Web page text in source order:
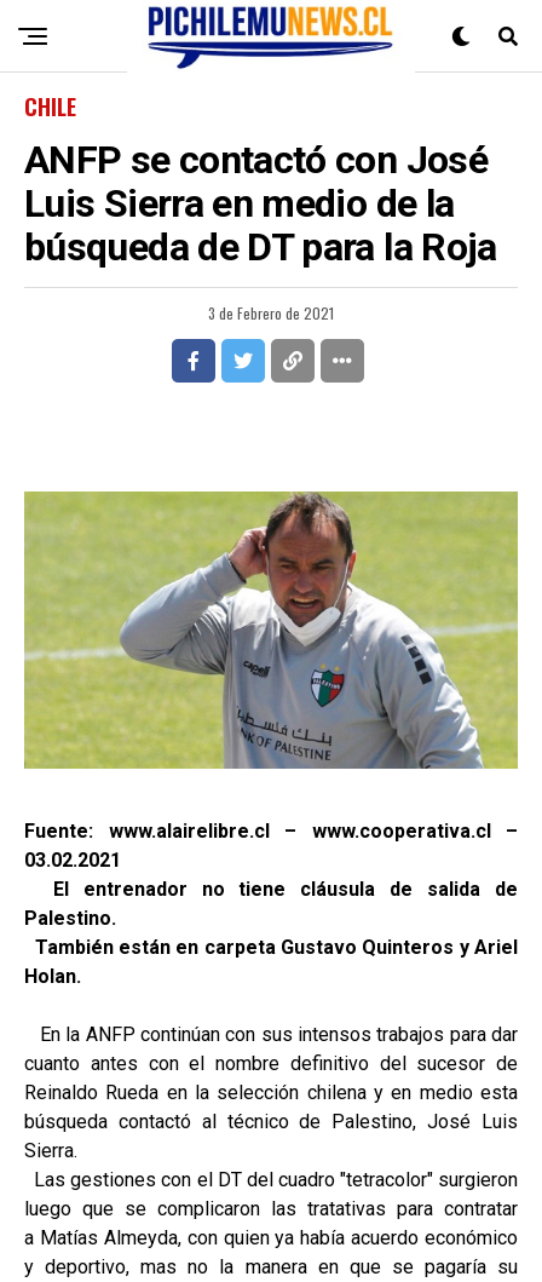
CHILE
ANFP se contactó con José
Luis Sierra en medio de la
búsqueda de DT para la Roja
3 de Febrero de 2021
Fuente: www.alairelibre.cl – www.cooperativa.cl –
03.02.2021
El entrenador no tiene cláusula de salida de
Palestino.
También están en carpeta Gustavo Quinteros y Ariel
Holan.
En la ANFP continúan con sus intensos trabajos para dar
cuanto antes con el nombre definitivo del sucesor de
Reinaldo Rueda en la selección chilena y en medio esta
búsqueda contactó al técnico de Palestino, José Luis
Sierra.
Las gestiones con el DT del cuadro "tetracolor" surgieron
luego que se complicaron las tratativas para contratar
a Matías Almeyda, con quien ya había acuerdo económico
y deportivo, mas no la manera en que se pagaría su